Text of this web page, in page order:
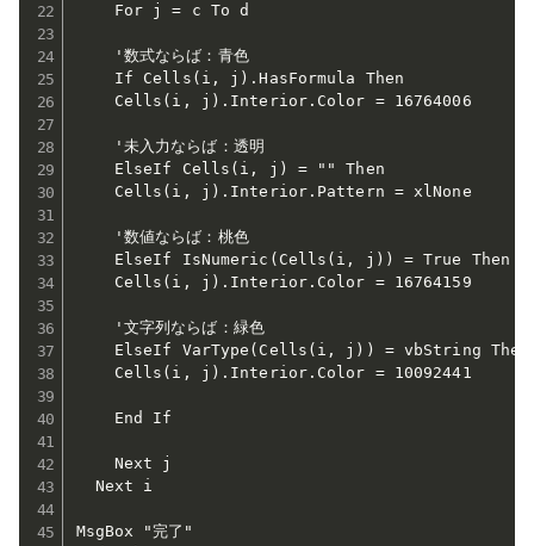
    For j = c To d
    '数式ならば：青色
    If Cells(i, j).HasFormula Then
    Cells(i, j).Interior.Color = 16764006
    '未入力ならば：透明
    ElseIf Cells(i, j) = "" Then
    Cells(i, j).Interior.Pattern = xlNone
    '数値ならば：桃色
    ElseIf IsNumeric(Cells(i, j)) = True Then
    Cells(i, j).Interior.Color = 16764159
    '文字列ならば：緑色
    ElseIf VarType(Cells(i, j)) = vbString Then
    Cells(i, j).Interior.Color = 10092441
    End If
    Next j
  Next i
MsgBox "完了"